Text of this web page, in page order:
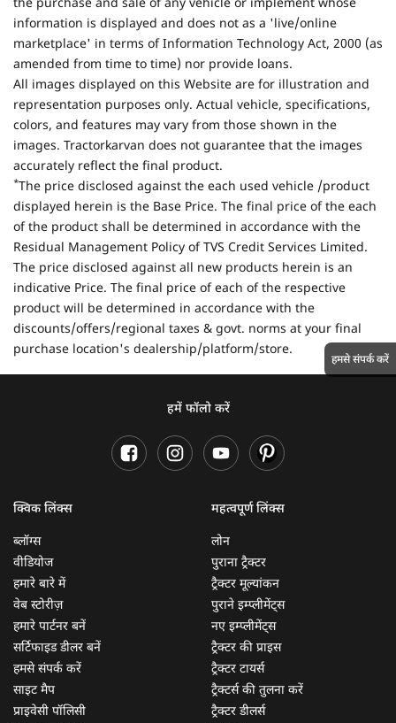
the purchase and sale of any vehicle or implement whose
information is displayed and does not as a 'live/online
marketplace' in terms of Information Technology Act, 2000 (as
amended from time to time) nor provide loans.
All images displayed on this Website are for illustration and
representation purposes only. Actual vehicle, specifications,
colors, and features may vary from those shown in the
images. Tractorkarvan does not guarantee that the images
accurately reflect the final product.
*The price disclosed against the each used vehicle /product
displayed herein is the Base Price. The final price of the each
of the product shall be determined in accordance with the
Residual Management Policy of TVS Credit Services Limited.
The price disclosed against all new products herein is an
indicative Price. The final price of each of the respective
product will be determined in accordance with the
discounts/offers/regional taxes & govt. norms at your final
purchase location's dealership/platform/store.
हमें फॉलो करें
क्विक लिंक्स
ब्लॉग्स
वीडियोज
हमारे बारे में
वेब स्टोरीज़
हमारे पार्टनर बनें
सर्टिफाइड डीलर बनें
हमसे संपर्क करें
साइट मैप
प्राइवेसी पॉलिसी
महत्वपूर्ण लिंक्स
लोन
पुराना ट्रैक्टर
ट्रैक्टर मूल्यांकन
पुराने इम्प्लीमेंट्स
नए इम्प्लीमेंट्स
ट्रैक्टर की प्राइस
ट्रैक्टर टायर्स
ट्रैक्टर्स की तुलना करें
ट्रैक्टर डीलर्स
हमसे संपर्क करें